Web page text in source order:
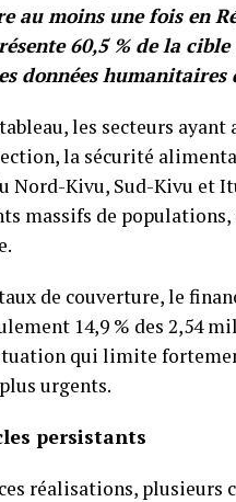
au moins une fois en
60,5 % de la
données
les secteurs
la sécurité
Nord-Kivu, Sud-Kivu et
massifs de
de couverture, le
14,9 % des 2,54
qui limite
urgents.
persistants
réalisations,